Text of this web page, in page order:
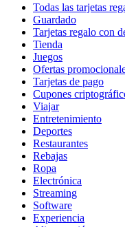
Todas las tarjetas
Guardado
Tarjetas regalo con
Tienda
Juegos
Ofertas
Tarjetas de pago
Cupones
Viajar
Entretenimiento
Deportes
Restaurantes
Rebajas
Ropa
Electrónica
Streaming
Software
Experiencia